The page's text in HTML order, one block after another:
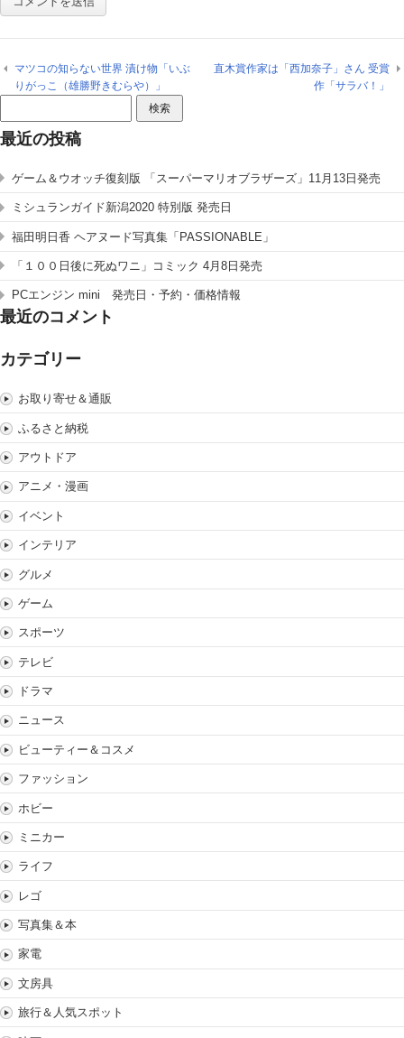
マツコの知らない世界 漬け物「いぶ
りがっこ（雄勝野きむらや）」
直木賞作家は「西加奈子」さん 受賞
作「サラバ！」
索:
最近の投稿
ゲーム＆ウオッチ復刻版 「スーパーマリオブラザーズ」11月13日発売
ミシュランガイド新潟2020 特別版 発売日
福田明日香 ヘアヌード写真集「PASSIONABLE」
「１００日後に死ぬワニ」コミック 4月8日発売
PCエンジン mini 発売日・予約・価格情報
最近のコメント
カテゴリー
お取り寄せ＆通販
ふるさと納税
アウトドア
アニメ・漫画
イベント
インテリア
グルメ
ゲーム
スポーツ
テレビ
ドラマ
ニュース
ビューティー＆コスメ
ファッション
ホビー
ミニカー
ライフ
レゴ
写真集＆本
家電
文房具
旅行＆人気スポット